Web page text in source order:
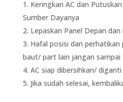
Keringkan AC dan
Sumber Dayanya
Lepaskan Panel Depan
Hafal posisi dan
baut/ part lain jangan
AC siap dibersihkan/
Jika sudah selesai,